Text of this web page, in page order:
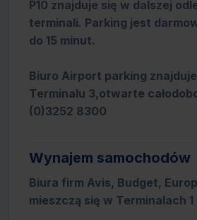
P10 znajduje się w dalszej
terminali. Parking jest
do 15 minut.
Biuro Airport parking
Terminalu 3,otwarte
(0)3252 8300
Wynajem samochodów
Biura firm Avis, Budget,
mieszczą się w Terminalach 1